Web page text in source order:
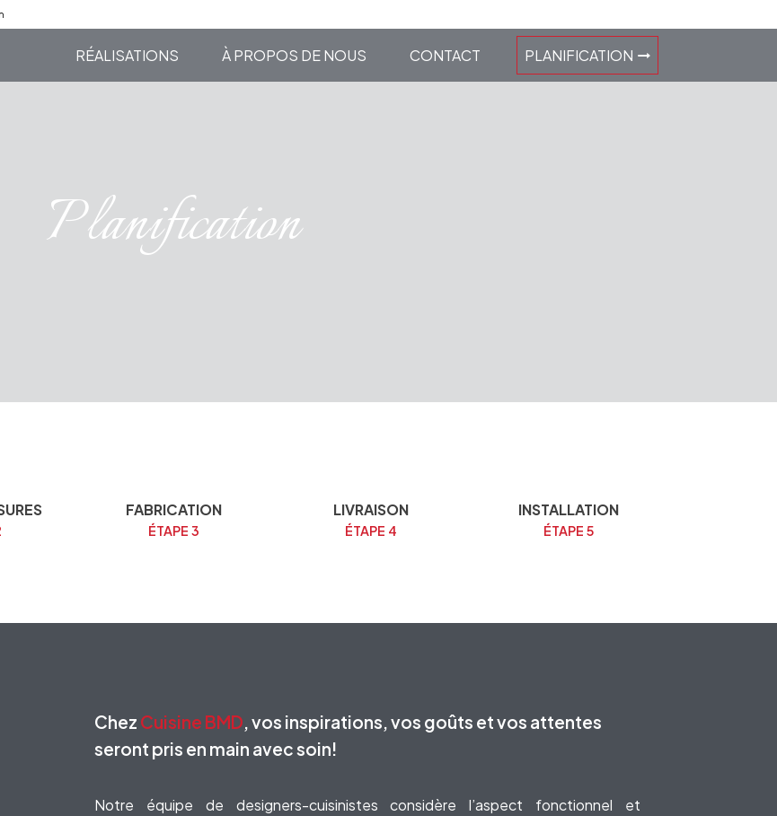
RÉALISATIONS À PROPOS DE NOUS CONTACT PLANIFICATION
Planification
FABRICATION
ÉTAPE 3
LIVRAISON
ÉTAPE 4
INSTALLATION
ÉTAPE 5
Chez Cuisine BMD, vos inspirations, vos goûts et vos attentes
seront pris en main avec soin!
Notre équipe de designers-cuisinistes considère l’aspect fonctionnel et